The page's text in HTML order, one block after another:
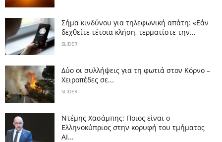
Σήμα κινδύνου για τηλεφωνική απάτη: «Εάν
δεχθείτε τέτοια κλήση, τερματίστε την...
SLIDER
Δύο οι συλλήψεις για τη φωτιά στον Κόρνο –
Χειροπέδες σε...
SLIDER
Ντέμης Χασάμπης: Ποιος είναι ο
Ελληνοκύπριος στην κορυφή του τμήματος
AI...